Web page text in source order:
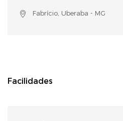
Fabrício, Uberaba - MG
Facilidades